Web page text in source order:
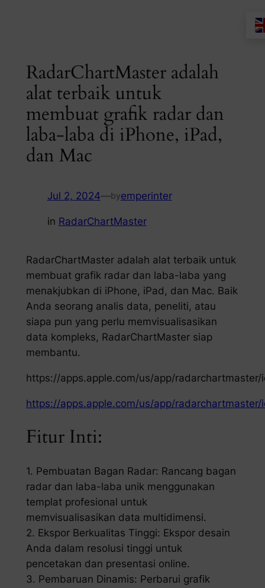
RadarChartMaster adalah
alat terbaik untuk
membuat grafik radar dan
laba-laba di iPhone, iPad,
dan Mac
Jul 2, 2024—byemperinter
in RadarChartMaster
RadarChartMaster adalah alat terbaik untuk
membuat grafik radar dan laba-laba yang
menakjubkan di iPhone, iPad, dan Mac. Baik
Anda seorang analis data, peneliti, atau
siapa pun yang perlu memvisualisasikan
data kompleks, RadarChartMaster siap
membantu.
https://apps.apple.com/us/app/radarchartmaster/
https://apps.apple.com/us/app/radarchartmaster/
Fitur Inti:
1. Pembuatan Bagan Radar: Rancang bagan
radar dan laba-laba unik menggunakan
templat profesional untuk
memvisualisasikan data multidimensi.
2. Ekspor Berkualitas Tinggi: Ekspor desain
Anda dalam resolusi tinggi untuk
pencetakan dan presentasi online.
3. Pembaruan Dinamis: Perbarui grafik